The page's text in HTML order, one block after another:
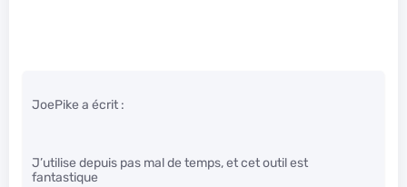
JoePike a écrit :
J’utilise depuis pas mal de temps, et cet outil est
fantastique